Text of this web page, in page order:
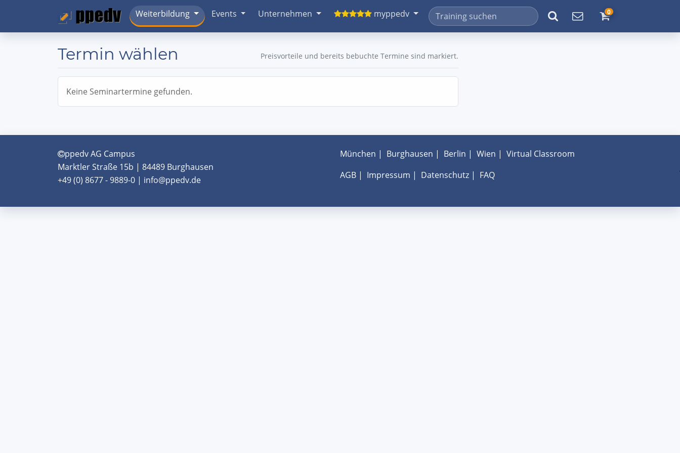
Weiterbildung Events Unternehmen myppedv 0
Termin wählen Preisvorteile und bereits bebuchte Termine sind markiert.
Keine Seminartermine gefunden.
ppedv AG Campus
Marktler Straße 15b | 84489 Burghausen
+49 (0) 8677 - 9889-0 | info@ppedv.de
München | Burghausen | Berlin | Wien | Virtual Classroom
AGB| Impressum | Datenschutz| FAQ